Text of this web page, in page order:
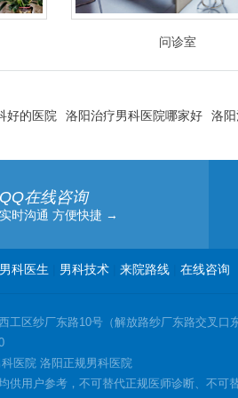
问诊室
好的医院 洛阳治疗男科医院哪家好 洛
QQ在线咨询
实时沟通 方便快捷 →
男科医生 男科技术 来院路线 在线咨询
工区纱厂东路10号（解放路纱厂东路交叉口
医院 洛阳正规男科医院
供用户参考，不可替代正规医师诊断、不可